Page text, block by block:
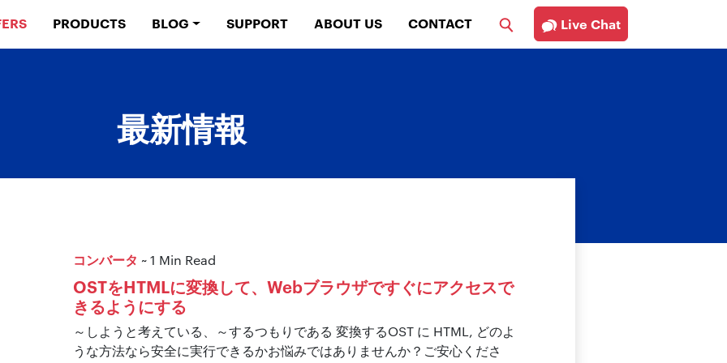
PRODUCTS BLOG SUPPORT ABOUT US CONTACT Live Chat
最新情報
コンバータ ~ 1 Min Read
OSTをHTMLに変換して、Webブラウザですぐにアクセスで
きるようにする
～しようと考えている、～するつもりである 変換するOST に HTML, どのよ
うな方法なら安全に実行できるかお悩みではありませんか？ご安心くださ